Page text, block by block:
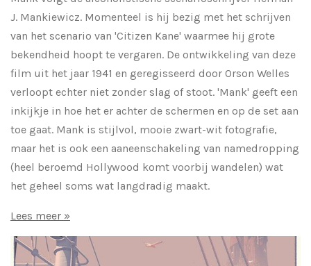
J. Mankiewicz. Momenteel is hij bezig met het schrijven
van het scenario van 'Citizen Kane' waarmee hij grote
bekendheid hoopt te vergaren. De ontwikkeling van deze
film uit het jaar 1941 en geregisseerd door Orson Welles
verloopt echter niet zonder slag of stoot. 'Mank' geeft een
inkijkje in hoe het er achter de schermen en op de set aan
toe gaat. Mank is stijlvol, mooie zwart-wit fotografie,
maar het is ook een aaneenschakeling van namedropping
(heel beroemd Hollywood komt voorbij wandelen) wat
het geheel soms wat langdradig maakt.
Lees meer »